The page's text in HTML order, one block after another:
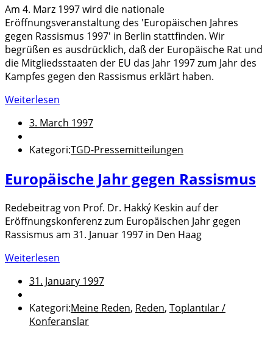
Am 4. Marz 1997 wird die nationale
Eröffnungsveranstaltung des 'Europäischen Jahres
gegen Rassismus 1997' in Berlin stattfinden. Wir
begrüßen es ausdrücklich, daß der Europäische Rat und
die Mitgliedsstaaten der EU das Jahr 1997 zum Jahr des
Kampfes gegen den Rassismus erklärt haben.
Weiterlesen
3. March 1997
Kategori:TGD-Pressemitteilungen
Europäische Jahr gegen Rassismus
Redebeitrag von Prof. Dr. Hakký Keskin auf der
Eröffnungskonferenz zum Europäischen Jahr gegen
Rassismus am 31. Januar 1997 in Den Haag
Weiterlesen
31. January 1997
Kategori:Meine Reden, Reden, Toplantılar /
Konferanslar